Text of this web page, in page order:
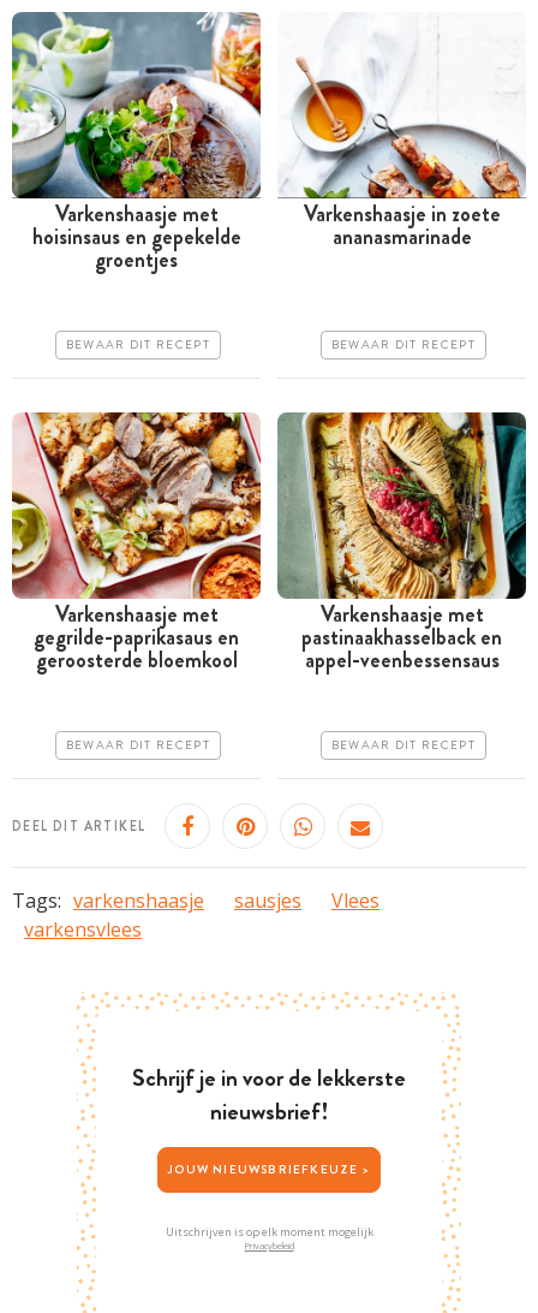
Meer dan 1 uur
Makkelijk
Varkenshaasje met
hoisinsaus en gepekelde
groentjes
BEWAAR DIT RECEPT
Meer dan 1 uur
Erg makkelijk
Varkenshaasje in zoete
ananasmarinade
BEWAAR DIT RECEPT
Tussen 30 minuten en 1
uur
Varkenshaasje met
gegrilde-paprikasaus en
geroosterde bloemkool
BEWAAR DIT RECEPT
Meer dan 1 uur
Makkelijk
Varkenshaasje met
pastinaakhasselback en
appel-veenbessensaus
BEWAAR DIT RECEPT
DEEL DIT ARTIKEL
Tags: varkenshaasje sausjes
Vlees
varkensvlees
Schrijf je in voor de lekkerste
nieuwsbrief!
JOUW NIEUWSBRIEFKEUZE >
Uitschrijven is op elk moment mogelijk
Privacybeleid